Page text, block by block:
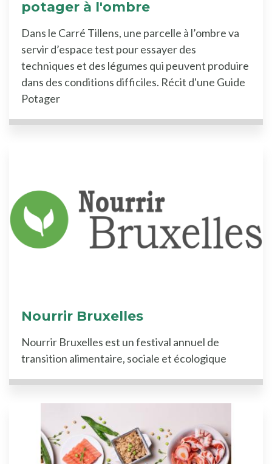
potager à l'ombre
Dans le Carré Tillens, une parcelle à l’ombre va
servir d’espace test pour essayer des
techniques et des légumes qui peuvent produire
dans des conditions difficiles. Récit d'une Guide
Potager
Nourrir Bruxelles
Nourrir Bruxelles est un festival annuel de
transition alimentaire, sociale et écologique